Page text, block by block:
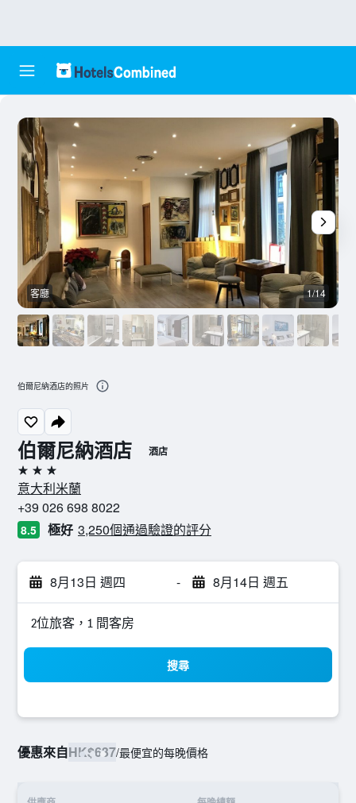
伯爾尼納酒店 酒店
3星級
意大利米蘭
+39 026 698 8022
8.5 極好 3,250個通過驗證的評分
8月13日 週四 - 8月14日 週五
2位旅客，1 間客房
搜尋
優惠來自HK$637/最便宜的每晚價格
客廳 1/14
伯爾尼納酒店的照片